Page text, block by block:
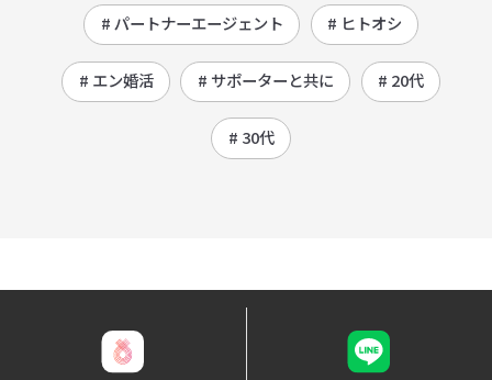
# パートナーエージェント # ヒトオシ
# エン婚活 # サポーターと共に # 20代
# 30代